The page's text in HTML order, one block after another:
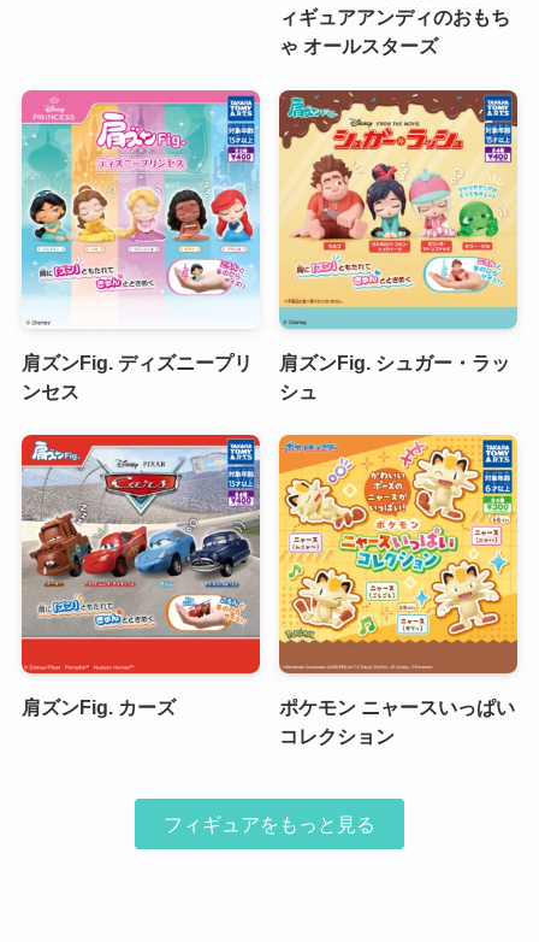
ィギュアアンディのおもち
ゃ オールスターズ
肩ズンFig. ディズニープリ
ンセス
肩ズンFig. シュガー・ラッ
シュ
肩ズンFig. カーズ
ポケモン ニャースいっぱい
コレクション
フィギュアをもっと見る